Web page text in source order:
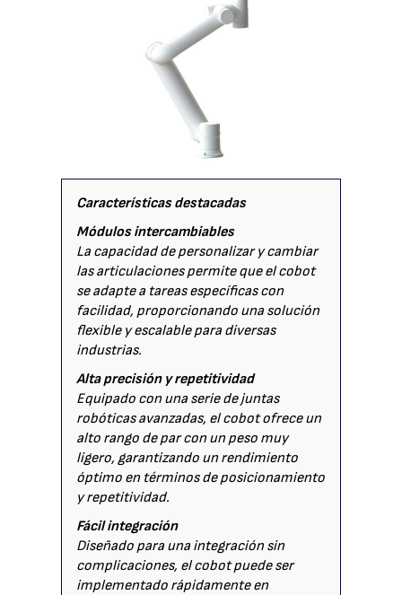
Características destacadas
Módulos intercambiables
La capacidad de personalizar y cambiar
las articulaciones permite que el cobot
se adapte a tareas específicas con
facilidad, proporcionando una solución
flexible y escalable para diversas
industrias.
Alta precisión y repetitividad
Equipado con una serie de juntas
robóticas avanzadas, el cobot ofrece un
alto rango de par con un peso muy
ligero, garantizando un rendimiento
óptimo en términos de posicionamiento
y repetitividad.
Fácil integración
Diseñado para una integración sin
complicaciones, el cobot puede ser
implementado rápidamente en